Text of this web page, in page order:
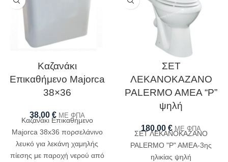
Καζανάκι
Επικαθήμενο Majorca
38×36
38,00 € ΜΕ ΦΠΑ
Καζανάκι Επικαθήμενο
Majorca 38x36 πορσελάνινο
λευκό για λεκάνη χαμηλής
πίεσης με παροχή νερού από
ΣΕΤ
ΛΕΚΑΝΟΚΑΖΑΝΟ
PALERMO AMEA “P”
ψηλή
180,00 € ΜΕ ΦΠΑ
ΣΕΤ ΛΕΚΑΝΟΚΑΖΑΝΟ
PALERMO "P" AMEA-3ης
ηλικίας ψηλή